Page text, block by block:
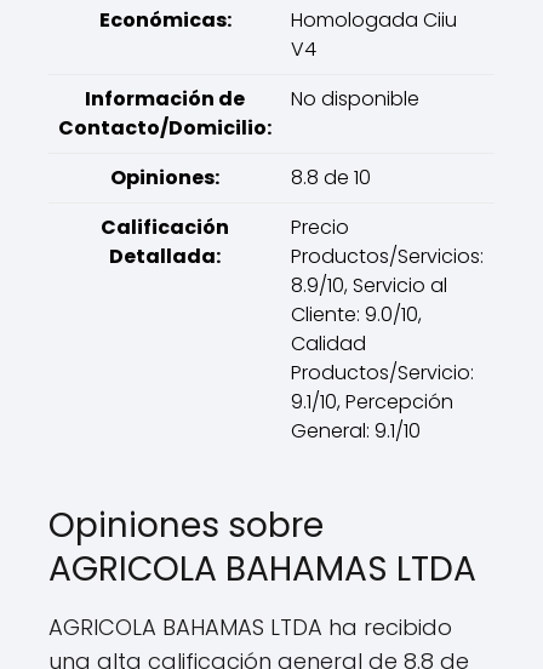
Económicas:
Homologada Ciiu
V4
Información de
Contacto/Domicilio:
No disponible
Opiniones:
8.8 de 10
Calificación
Detallada:
Precio
Productos/Servicios:
8.9/10, Servicio al
Cliente: 9.0/10,
Calidad
Productos/Servicio:
9.1/10, Percepción
General: 9.1/10
Opiniones sobre
AGRICOLA BAHAMAS LTDA
AGRICOLA BAHAMAS LTDA ha recibido
una alta calificación general de 8.8 de